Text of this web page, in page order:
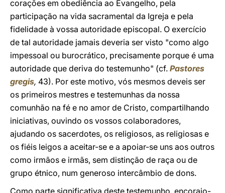
corações em obediência ao Evangelho, pela
participação na vida sacramental da Igreja e pela
fidelidade à vossa autoridade episcopal. O exercício
de tal autoridade jamais deveria ser visto "como algo
impessoal ou burocrático, precisamente porque é uma
autoridade que deriva do testemunho" (cf. Pastores
gregis, 43). Por este motivo, vós mesmos deveis ser
os primeiros mestres e testemunhas da nossa
comunhão na fé e no amor de Cristo, compartilhando
iniciativas, ouvindo os vossos colaboradores,
ajudando os sacerdotes, os religiosos, as religiosas e
os fiéis leigos a aceitar-se e a apoiar-se uns aos outros
como irmãos e irmãs, sem distinção de raça ou de
grupo étnico, num generoso intercâmbio de dons.
Como parte significativa deste testemunho, encorajo-